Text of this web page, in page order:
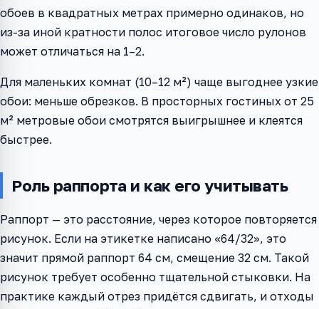
обоев в квадратных метрах примерно одинаков, но
из-за иной кратности полос итоговое число рулонов
может отличаться на 1–2.
Для маленьких комнат (10–12 м²) чаще выгоднее узкие
обои: меньше обрезков. В просторных гостиных от 25
м² метровые обои смотрятся выигрышнее и клеятся
быстрее.
Роль раппорта и как его учитывать
Раппорт — это расстояние, через которое повторяется
рисунок. Если на этикетке написано «64/32», это
значит прямой раппорт 64 см, смещение 32 см. Такой
рисунок требует особенно тщательной стыковки. На
практике каждый отрез придётся сдвигать, и отходы